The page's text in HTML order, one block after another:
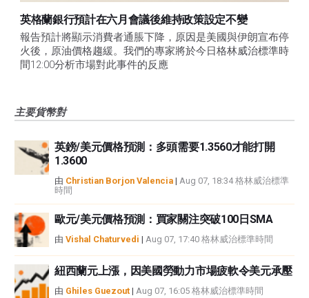
英格蘭銀行預計在六月會議後維持政策設定不變
報告預計將顯示消費者通脹下降，原因是美國與伊朗宣布停
火後，原油價格趨緩。我們的專家將於今日格林威治標準時
間12:00分析市場對此事件的反應
主要貨幣對
英鎊/美元價格預測：多頭需要1.3560才能打開
1.3600
由 Christian Borjon Valencia | Aug 07, 18:34 格林威治標準
時間
歐元/美元價格預測：買家關注突破100日SMA
由 Vishal Chaturvedi | Aug 07, 17:40 格林威治標準時間
紐西蘭元上漲，因美國勞動力市場疲軟令美元承壓
由 Ghiles Guezout | Aug 07, 16:05 格林威治標準時間